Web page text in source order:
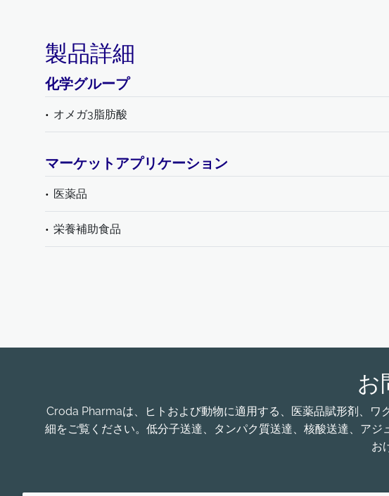
製品詳細
化学グループ
オメガ3脂肪酸
マーケットアプリケーション
医薬品
栄養補助食品
お
Croda Pharmaは、ヒトおよび動物に適用する、医薬品賦形剤、
細をご覧ください。低分子送達、タンパク質送達、核酸送達、ア
お